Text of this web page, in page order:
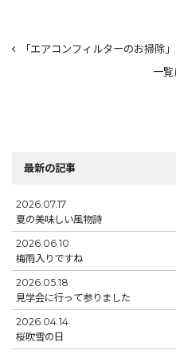
「エアコンフィルターのお掃除
一覧
最新の記事
2026.07.17
夏の美味しい風物詩
2026.06.10
梅雨入りですね
2026.05.18
見学会に行って参りました
2026.04.14
桜吹雪の日